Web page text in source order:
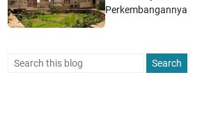
Perkembangannya